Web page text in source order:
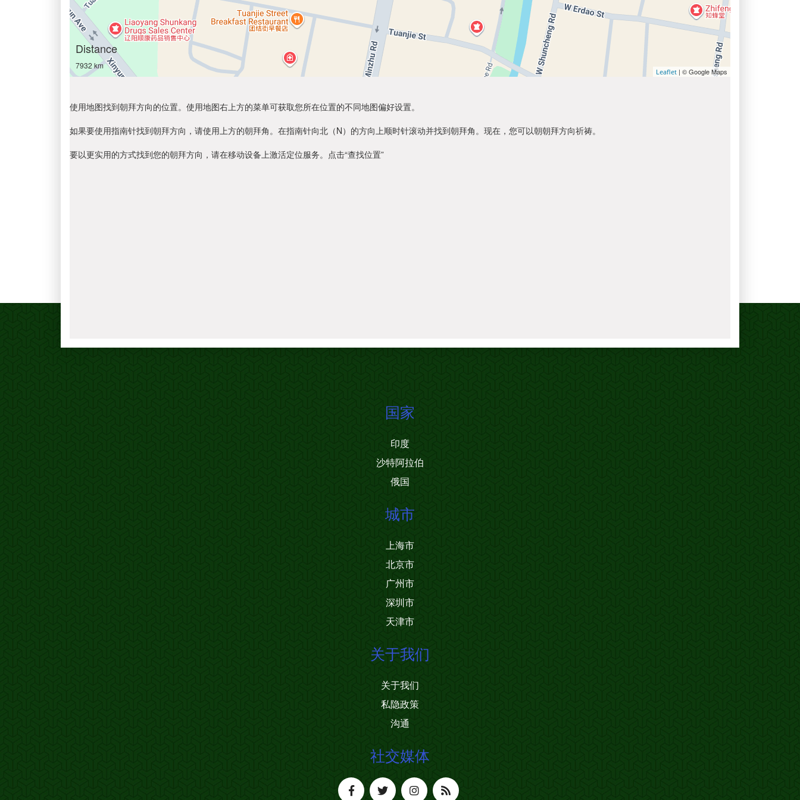
Distance
7932 km
Leaflet | © Google Maps
使用地图找到朝拜方向的位置。使用地图右上方的菜单可获取您所在位置的不同地图偏好设置。
如果要使用指南针找到朝拜方向，请使用上方的朝拜角。在指南针向北（N）的方向上顺时针滚动并找到朝拜角。现在，您可以朝朝拜方向祈祷。
要以更实用的方式找到您的朝拜方向，请在移动设备上激活定位服务。点击“查找位置”
国家
印度
沙特阿拉伯
俄国
城市
上海市
北京市
广州市
深圳市
天津市
关于我们
关于我们
私隐政策
沟通
社交媒体